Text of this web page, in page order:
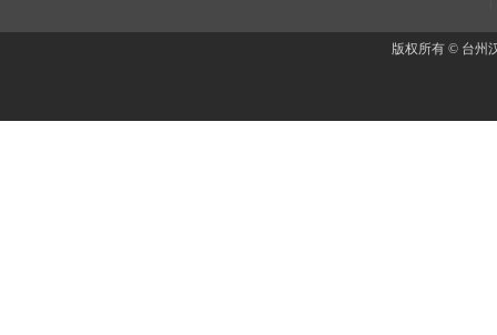
版权所有 © 台州